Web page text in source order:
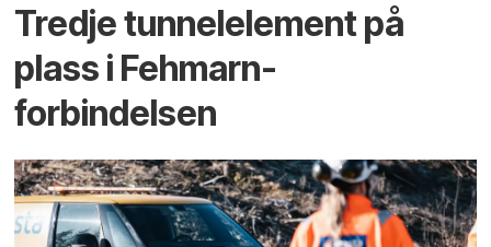
Tredje tunnel­element på
plass i Fehmarn-
forbindelsen